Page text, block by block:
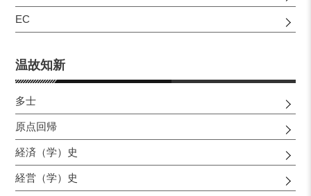
EC
温故知新
多士
原点回帰
経済（学）史
経営（学）史